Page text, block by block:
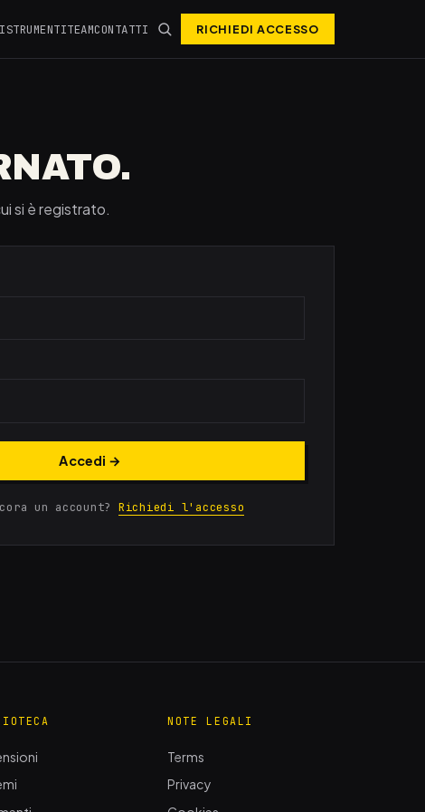
STRUMENTITEAMCONTATTI RICHIEDI ACCESSO
si è registrato.
Accedi →
un account? Richiedi l'accesso
NOTE LEGALI
Terms
Privacy